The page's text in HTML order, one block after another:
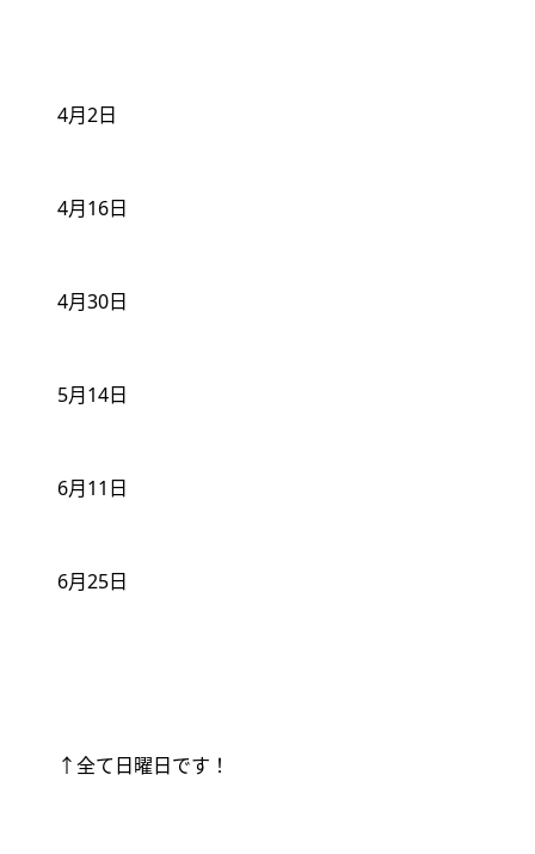
4月2日
4月16日
4月30日
5月14日
6月11 日
6月25日
↑全て日曜日です！